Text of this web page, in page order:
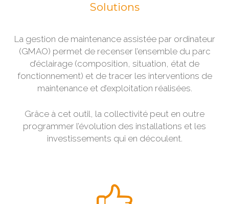
Solutions
La gestion de maintenance assistée par ordinateur
(GMAO) permet de recenser l’ensemble du parc
d’éclairage (composition, situation, état de
fonctionnement) et de tracer les interventions de
maintenance et d’exploitation réalisées.
Grâce à cet outil, la collectivité peut en outre
programmer l’évolution des installations et les
investissements qui en découlent.